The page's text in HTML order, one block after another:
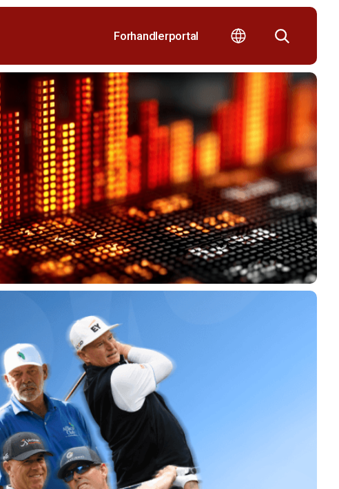
Forhandlerportal